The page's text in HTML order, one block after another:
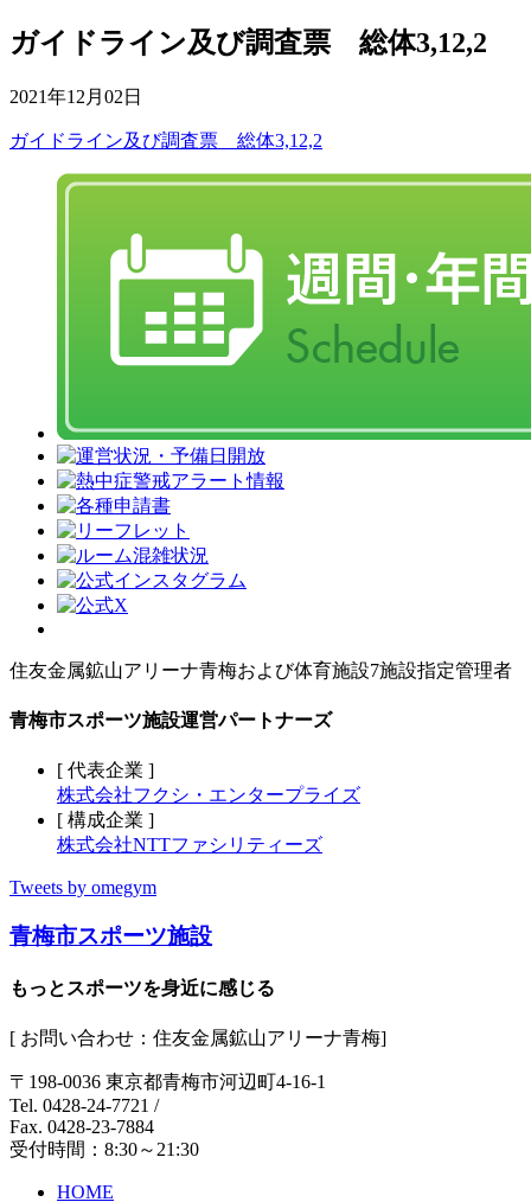
ガイドライン及び調査票 総体3,12,2
2021年12月02日
ガイドライン及び調査票 総体3,12,2
住友金属鉱山アリーナ青梅および体育施設7施設指定管理者
青梅市スポーツ施設運営パートナーズ
[ 代表企業 ]
株式会社フクシ・エンタープライズ
[ 構成企業 ]
株式会社NTTファシリティーズ
Tweets by omegym
青梅市スポーツ施設
もっとスポーツを身近に感じる
[ お問い合わせ：住友金属鉱山アリーナ青梅]
〒198-0036 東京都青梅市河辺町4-16-1
Tel. 0428-24-7721 /
Fax. 0428-23-7884
受付時間：8:30～21:30
HOME